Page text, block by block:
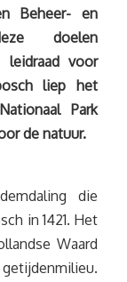
Beheer- en
doelen
leidraad voor
liep het
Park
de natuur.
die
in 1421. Het
Waard